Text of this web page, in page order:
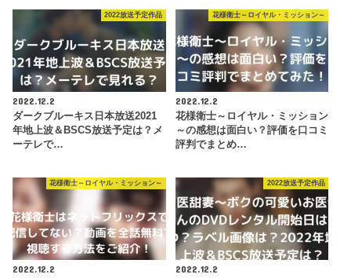
2022放送予定作品
2022.12.2
ダークブルーキス日本放送2021
年地上波＆BSCS放送予定は？メ
ーテレで…
花様衛士～ロイヤル・ミッション～
2022.12.2
花様衛士～ロイヤル・ミッション
～の感想は面白い？評価を口コミ
評判でまとめ…
花様衛士～ロイヤル・ミッション～
2022.12.2
2022放送予定作品
2022.12.2